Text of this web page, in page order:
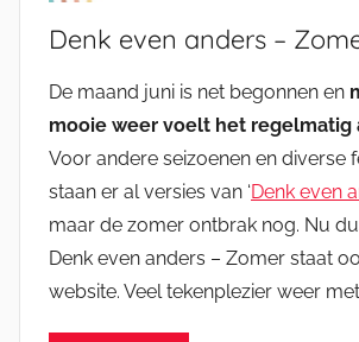
Denk even anders –
De maand juni is net begonnen en
mooie weer voelt het regelmatig
Voor andere seizoenen en diverse
staan er al versies van ‘Denk even
maar de zomer ontbrak nog. Nu
Denk even anders – Zomer staat
website. Veel tekenplezier weer